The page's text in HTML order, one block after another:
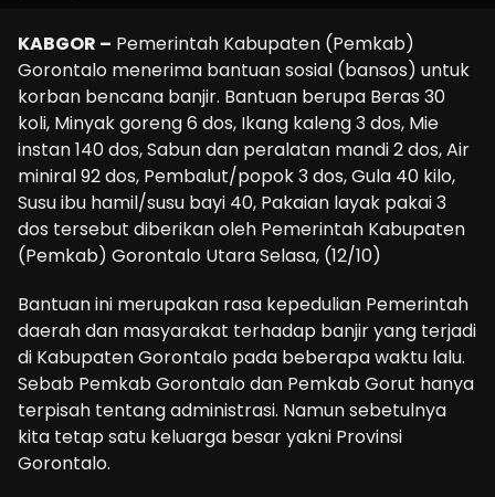
KABGOR – Pemerintah Kabupaten (Pemkab)
Gorontalo menerima bantuan sosial (bansos) untuk
korban bencana banjir. Bantuan berupa Beras 30
koli, Minyak goreng 6 dos, Ikang kaleng 3 dos, Mie
instan 140 dos, Sabun dan peralatan mandi 2 dos, Air
miniral 92 dos, Pembalut/popok 3 dos, Gula 40 kilo,
Susu ibu hamil/susu bayi 40, Pakaian layak pakai 3
dos tersebut diberikan oleh Pemerintah Kabupaten
(Pemkab) Gorontalo Utara Selasa, (12/10)
Bantuan ini merupakan rasa kepedulian Pemerintah
daerah dan masyarakat terhadap banjir yang terjadi
di Kabupaten Gorontalo pada beberapa waktu lalu.
Sebab Pemkab Gorontalo dan Pemkab Gorut hanya
terpisah tentang administrasi. Namun sebetulnya
kita tetap satu keluarga besar yakni Provinsi
Gorontalo.